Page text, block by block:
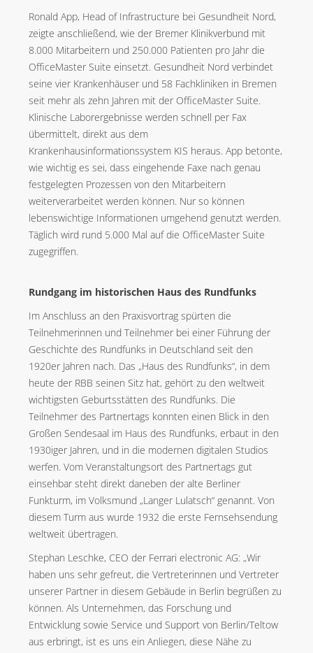
Ronald App, Head of Infrastructure bei Gesundheit Nord,
zeigte anschließend, wie der Bremer Klinikverbund mit
8.000 Mitarbeitern und 250.000 Patienten pro Jahr die
OfficeMaster Suite einsetzt. Gesundheit Nord verbindet
seine vier Krankenhäuser und 58 Fachkliniken in Bremen
seit mehr als zehn Jahren mit der OfficeMaster Suite.
Klinische Laborergebnisse werden schnell per Fax
übermittelt, direkt aus dem
Krankenhausinformationssystem KIS heraus. App betonte,
wie wichtig es sei, dass eingehende Faxe nach genau
festgelegten Prozessen von den Mitarbeitern
weiterverarbeitet werden können. Nur so können
lebenswichtige Informationen umgehend genutzt werden.
Täglich wird rund 5.000 Mal auf die OfficeMaster Suite
zugegriffen.
Rundgang im historischen Haus des Rundfunks
Im Anschluss an den Praxisvortrag spürten die
Teilnehmerinnen und Teilnehmer bei einer Führung der
Geschichte des Rundfunks in Deutschland seit den
1920er Jahren nach. Das „Haus des Rundfunks“, in dem
heute der RBB seinen Sitz hat, gehört zu den weltweit
wichtigsten Geburtsstätten des Rundfunks. Die
Teilnehmer des Partnertags konnten einen Blick in den
Großen Sendesaal im Haus des Rundfunks, erbaut in den
1930iger Jahren, und in die modernen digitalen Studios
werfen. Vom Veranstaltungsort des Partnertags gut
einsehbar steht direkt daneben der alte Berliner
Funkturm, im Volksmund „Langer Lulatsch“ genannt. Von
diesem Turm aus wurde 1932 die erste Fernsehsendung
weltweit übertragen.
Stephan Leschke, CEO der Ferrari electronic AG: „Wir
haben uns sehr gefreut, die Vertreterinnen und Vertreter
unserer Partner in diesem Gebäude in Berlin begrüßen zu
können. Als Unternehmen, das Forschung und
Entwicklung sowie Service und Support von Berlin/Teltow
aus erbringt, ist es uns ein Anliegen, diese Nähe zu